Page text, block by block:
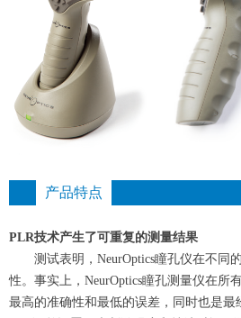
产品特点
PLR技术产生了可重复的测量结果
测试表明，NeurOptics瞳孔仪在不同
性。事实上，NeurOptics瞳孔测量仪在所
最高的准确性和最低的误差，同时也是